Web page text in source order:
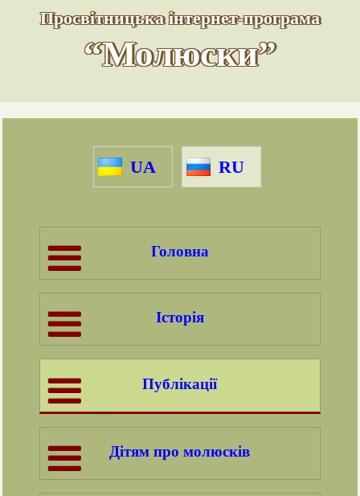
Просвітницька інтернет-програма
“Молюски”
UA RU
Головна
Історія
Публікації
Дітям про молюсків